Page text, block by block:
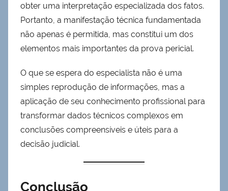
obter uma interpretação especializada dos fatos.
Portanto, a manifestação técnica fundamentada
não apenas é permitida, mas constitui um dos
elementos mais importantes da prova pericial.
O que se espera do especialista não é uma
simples reprodução de informações, mas a
aplicação de seu conhecimento profissional para
transformar dados técnicos complexos em
conclusões compreensíveis e úteis para a
decisão judicial.
Conclusão